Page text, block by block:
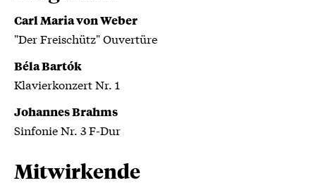
deutsche Romantik. Nicht umsonst gilt „Der
Freischütz“ als erste echte deutsche romantische
Oper und hat nicht zuletzt Richard Wagner tief
beeindruckt und stark beeinflusst.
Carl Maria von Weber
"Der Freischütz" Ouvertüre
Béla Bartók
Klavierkonzert Nr. 1
Johannes Brahms
Sinfonie Nr. 3 F-Dur
Mitwirkende